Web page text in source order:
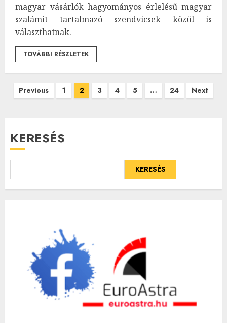
magyar vásárlók hagyományos érlelésű magyar
szalámit tartalmazó szendvicsek közül is
választhatnak.
TOVÁBBI RÉSZLETEK
Bejegyzések
Previous 1 2 3 4 5 … 24 Next
KERESÉS
KERESÉS